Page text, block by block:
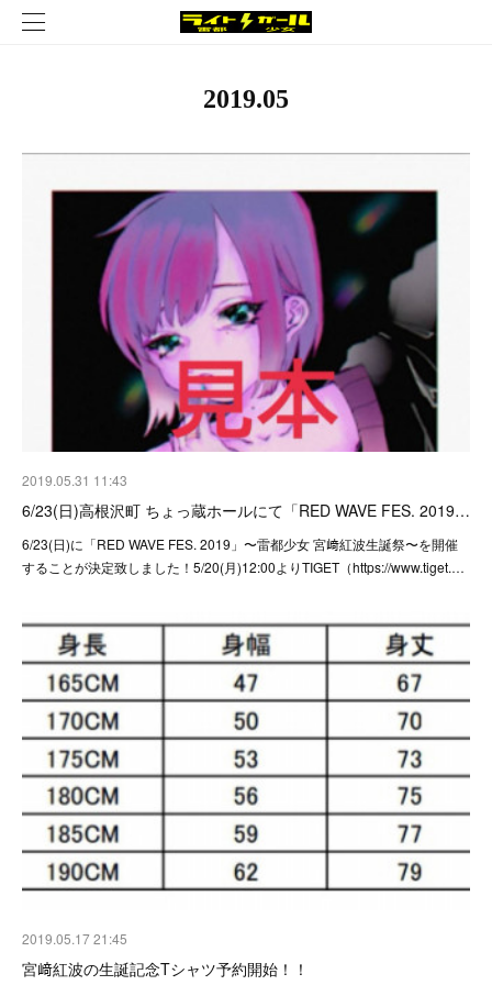
2019.05
2019.05.31 11:43
6/23(日)高根沢町 ちょっ蔵ホールにて「RED WAVE FES. 2019…
6/23(日)に「RED WAVE FES. 2019」〜雷都少女 宮﨑紅波生誕祭〜を開催
することが決定致しました！5/20(月)12:00よりTIGET（https://www.tiget.…
2019.05.17 21:45
宮﨑紅波の生誕記念Tシャツ予約開始！！